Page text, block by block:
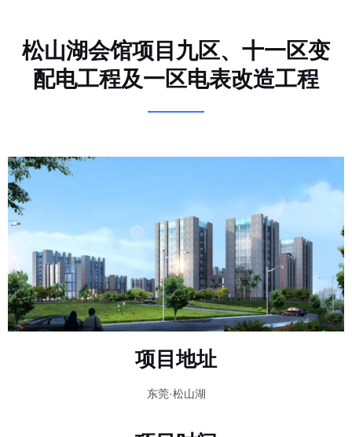
松山湖会馆项目九区、十一区变
配电工程及一区电表改造工程
项目地址
东莞·松山湖